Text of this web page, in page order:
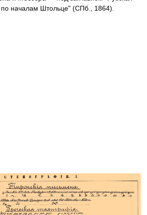
по началам Штольце" (СПб., 1864).